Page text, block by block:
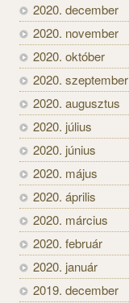
2020. december
2020. november
2020. október
2020. szeptember
2020. augusztus
2020. július
2020. június
2020. május
2020. április
2020. március
2020. február
2020. január
2019. december